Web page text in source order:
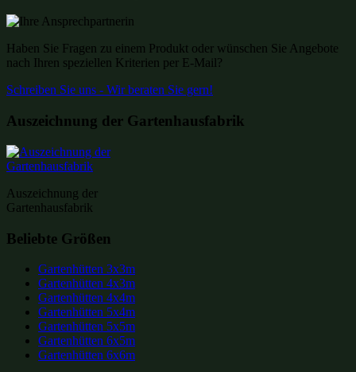
Haben Sie Fragen zu einem Produkt oder wünschen Sie Angebote
nach Ihren speziellen Kriterien per E-Mail?
Schreiben Sie uns - Wir beraten Sie gern!
Auszeichnung der Gartenhausfabrik
Auszeichnung der
Gartenhausfabrik
Beliebte Größen
Gartenhütten 3x3m
Gartenhütten 4x3m
Gartenhütten 4x4m
Gartenhütten 5x4m
Gartenhütten 5x5m
Gartenhütten 6x5m
Gartenhütten 6x6m